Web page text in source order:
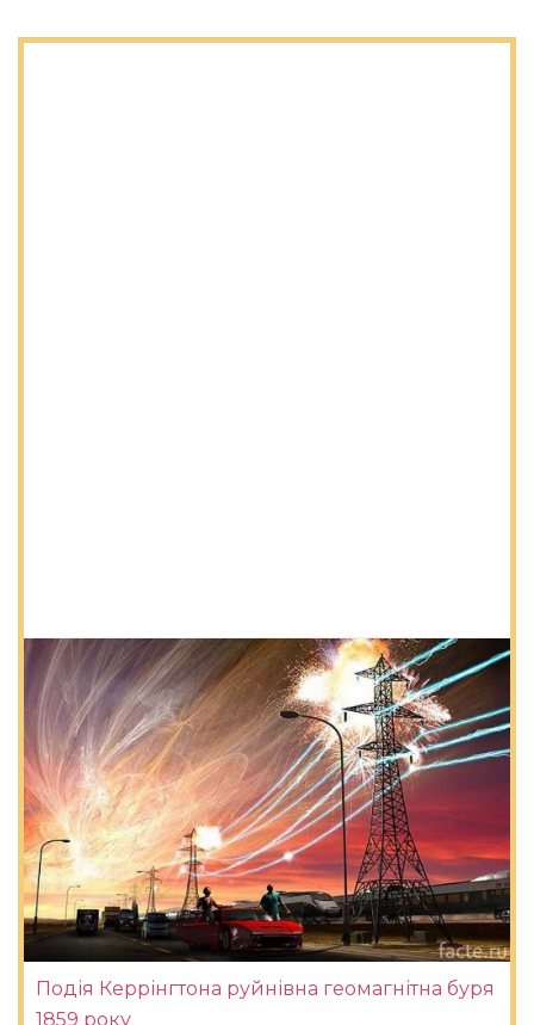
Подія Керрінгтона руйнівна геомагнітна буря
1859 року